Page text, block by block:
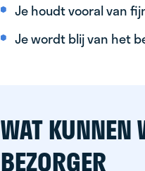
Je houdt vooral van
Je wordt blij van het
WAT
BEZORGER